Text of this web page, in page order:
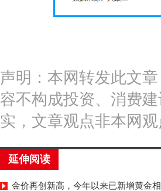
声明：本网转发此文
容不构成投资、消费
实，文章观点非本网
延伸阅读
金价再创新高，今年以来已新增黄金